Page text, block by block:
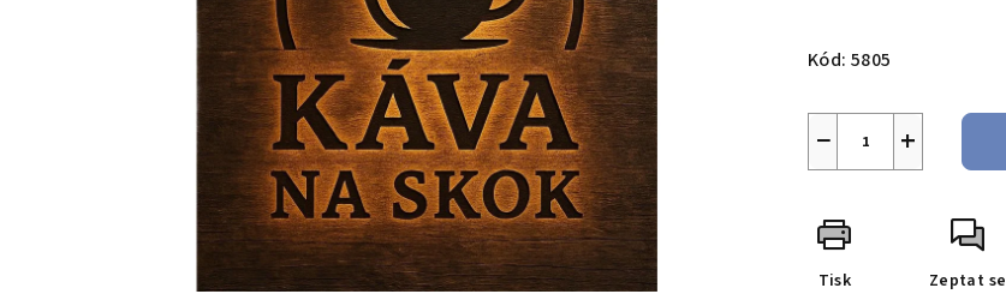
cena:
Kód: 5805
+
−
Tisk Zeptat se